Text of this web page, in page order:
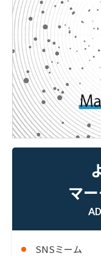
マ
SNSミーム